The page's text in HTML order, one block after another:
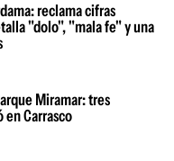
reclama cifras
"dolo", "mala fe" y una
Miramar: tres
Carrasco